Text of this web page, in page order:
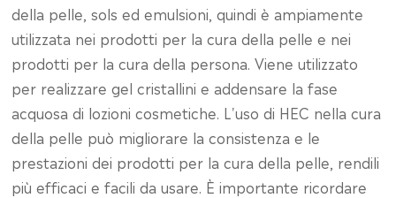
della pelle, sols ed emulsioni, quindi è ampiamente
utilizzata nei prodotti per la cura della pelle e nei
prodotti per la cura della persona. Viene utilizzato
per realizzare gel cristallini e addensare la fase
acquosa di lozioni cosmetiche. L'uso di HEC nella cura
della pelle può migliorare la consistenza e le
prestazioni dei prodotti per la cura della pelle, rendili
più efficaci e facili da usare. È importante ricordare